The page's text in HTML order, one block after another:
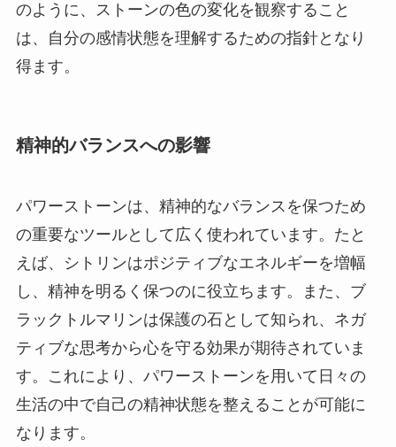
のように、ストーンの色の変化を観察すること
は、自分の感情状態を理解するための指針となり
得ます。
精神的バランスへの影響
パワーストーンは、精神的なバランスを保つため
の重要なツールとして広く使われています。たと
えば、シトリンはポジティブなエネルギーを増幅
し、精神を明るく保つのに役立ちます。また、ブ
ラックトルマリンは保護の石として知られ、ネガ
ティブな思考から心を守る効果が期待されていま
す。これにより、パワーストーンを用いて日々の
生活の中で自己の精神状態を整えることが可能に
なります。